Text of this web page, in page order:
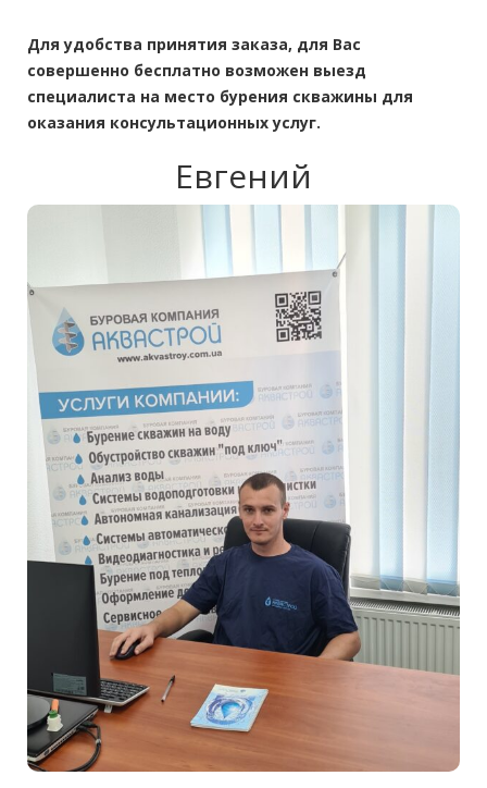
Для удобства принятия заказа, для Вас
совершенно бесплатно возможен выезд
специалиста на место бурения скважины для
оказания консультационных услуг.
Евгений